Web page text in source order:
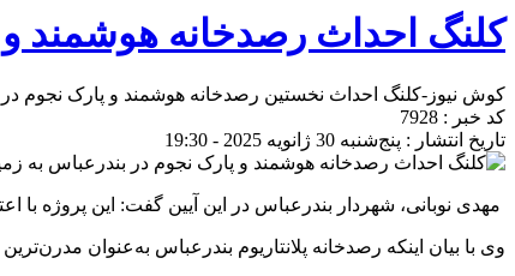
کلنگ احداث رصدخانه هوشمند
کوش نیوز-کلنگ احداث نخستین رصدخانه هوشمند و پارک نجوم
کد خبر : 7928
تاریخ انتشار : پنج‌شنبه 30 ژانویه 2025 - 19:30
مهدی نوبانی، شهردار بندرعباس در این آیین گفت: این پروژه با اعتباری بالغ بر 480 میلیارد ریال و به مدت یک‌سال در منطقه گردشگری پنجه علی
وی با بیان اینکه رصدخانه پلانتاریوم بندرعباس به‌عنوان